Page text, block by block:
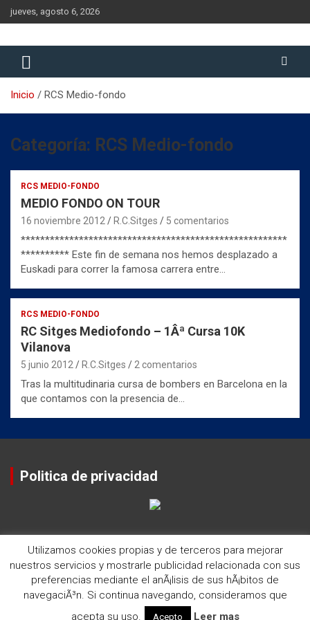
Saltar
al
jueves, agosto 6, 2026
Historia del Rugby Club Sitges
Inicio RCS Medio-fondo
Categoría: RCS Medio-fondo
RCS MEDIO-FONDO
MEDIO FONDO ON TOUR
16 noviembre 2012 R.C.Sitges 5 comentarios
*******************************************************
********** Este fin de semana nos hemos desplazado a
Euskadi para correr la famosa carrera entre…
RCS MEDIO-FONDO
RC Sitges Mediofondo – 1Âª Cursa 10K
Vilanova
5 junio 2012 R.C.Sitges 2 comentarios
Tras la multitudinaria cursa de bombers en Barcelona en la
que contamos con la presencia de…
Politica de privacidad
Copyright ©2026Historia del Rugby Club Sitges
Theme Horse Funciona gracias a:WordPress
Utilizamos cookies propias y de terceros para mejorar
nuestros servicios y mostrarle publicidad relacionada con sus
preferencias mediante el anÃ¡lisis de sus hÃ¡bitos de
navegaciÃ³n. Si continua navegando, consideramos que
acepta su uso.
Acepto Leer mas